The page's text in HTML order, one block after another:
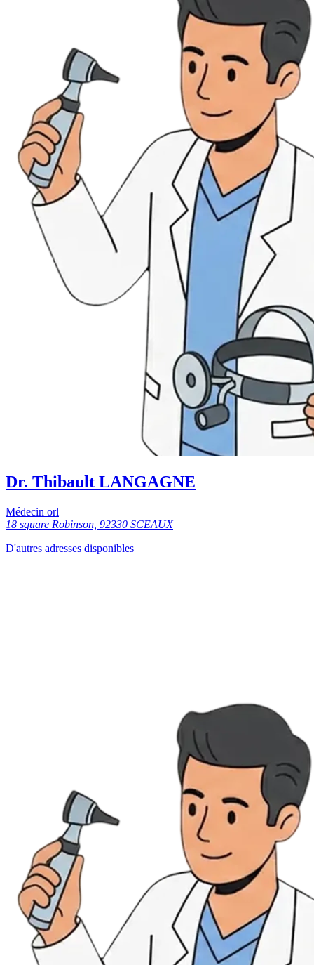
Dr. Thibault LANGAGNE
Médecin orl
18 square Robinson, 92330 SCEAUX
D'autres adresses disponibles